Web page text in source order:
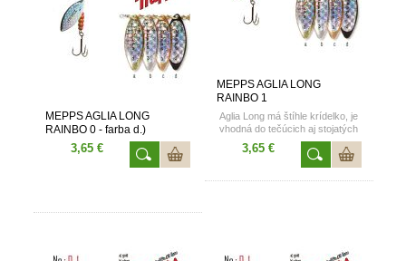
MEPPS AGLIA LONG
RAINBO 0 - farba d.)
3,65 €
MEPPS AGLIA LONG
RAINBO 1
Aglia Long má štíhle krídelko, je
vhodná do tečúcich aj stojatých
3,65 €